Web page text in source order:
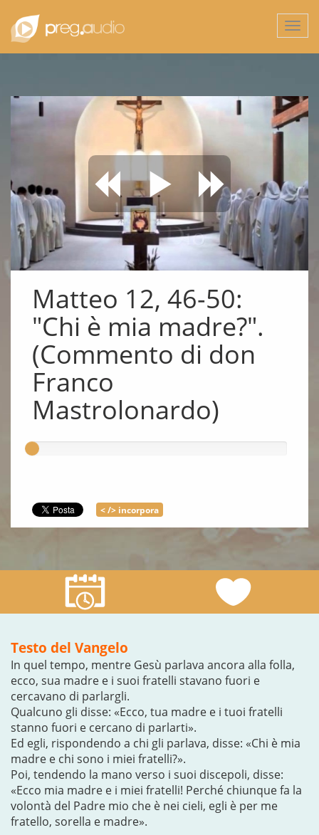
Matteo 12, 46-50:
"Chi è mia madre?".
(Commento di don
Franco
Mastrolonardo)
< /> incorpora
Testo del Vangelo
In quel tempo, mentre Gesù parlava ancora alla folla,
ecco, sua madre e i suoi fratelli stavano fuori e
cercavano di parlargli.
Qualcuno gli disse: «Ecco, tua madre e i tuoi fratelli
stanno fuori e cercano di parlarti».
Ed egli, rispondendo a chi gli parlava, disse: «Chi è mia
madre e chi sono i miei fratelli?».
Poi, tendendo la mano verso i suoi discepoli, disse:
«Ecco mia madre e i miei fratelli! Perché chiunque fa la
volontà del Padre mio che è nei cieli, egli è per me
fratello, sorella e madre».